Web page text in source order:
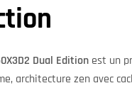
Dual Edition est un
architecture zen avec